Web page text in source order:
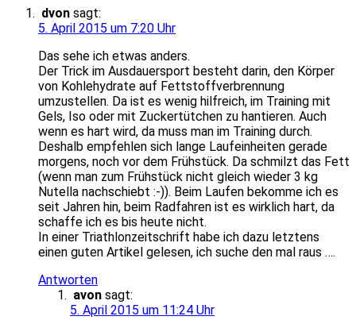
dvon sagt:
5. April 2015 um 7:20 Uhr
Das sehe ich etwas anders.
Der Trick im Ausdauersport besteht darin, den Körper
von Kohlehydrate auf Fettstoffverbrennung
umzustellen. Da ist es wenig hilfreich, im Training mit
Gels, Iso oder mit Zuckertütchen zu hantieren. Auch
wenn es hart wird, da muss man im Training durch.
Deshalb empfehlen sich lange Laufeinheiten gerade
morgens, noch vor dem Frühstück. Da schmilzt das Fett
(wenn man zum Frühstück nicht gleich wieder 3 kg
Nutella nachschiebt :-)). Beim Laufen bekomme ich es
seit Jahren hin, beim Radfahren ist es wirklich hart, da
schaffe ich es bis heute nicht.
In einer Triathlonzeitschrift habe ich dazu letztens
einen guten Artikel gelesen, ich suche den mal raus ….
Antworten
avon sagt:
5. April 2015 um 11:24 Uhr